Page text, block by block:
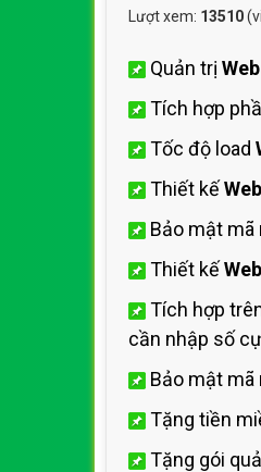
Lượt xem: 13510
Quản trị
Tích hợp
Tốc độ load
Thiết kế
Bảo mật mã
Thiết kế
Tích hợp
cần nhập số
Bảo mật mã
Tặng tiền
Tặng gói